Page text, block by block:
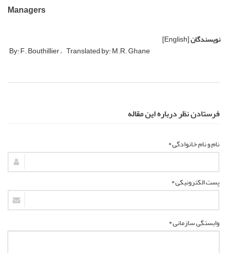
Managers
نویسندگان[English]
By: F. Bouthillier Translated by: M.R. Ghane
فرستادن نظر درباره این مقاله
نام و نام خانوادگی *
پست الکترونیکی *
وابستگی سازمانی *